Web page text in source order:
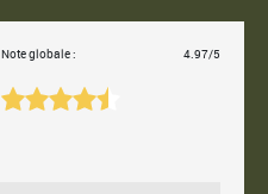
Note globale : 4.97/5